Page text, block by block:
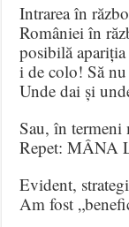
Intrarea în
României în
posibilă
i de colo! Să
Unde dai și
Sau, în termeni
Repet: MÂNA
Evident,
Am fost